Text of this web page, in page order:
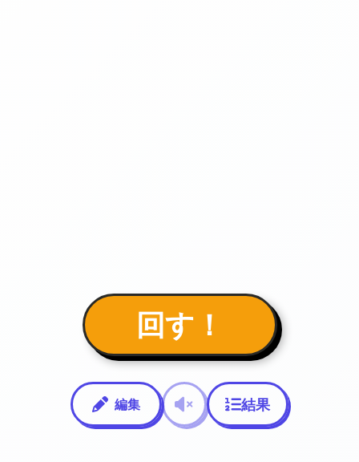
回す！
編集 結果